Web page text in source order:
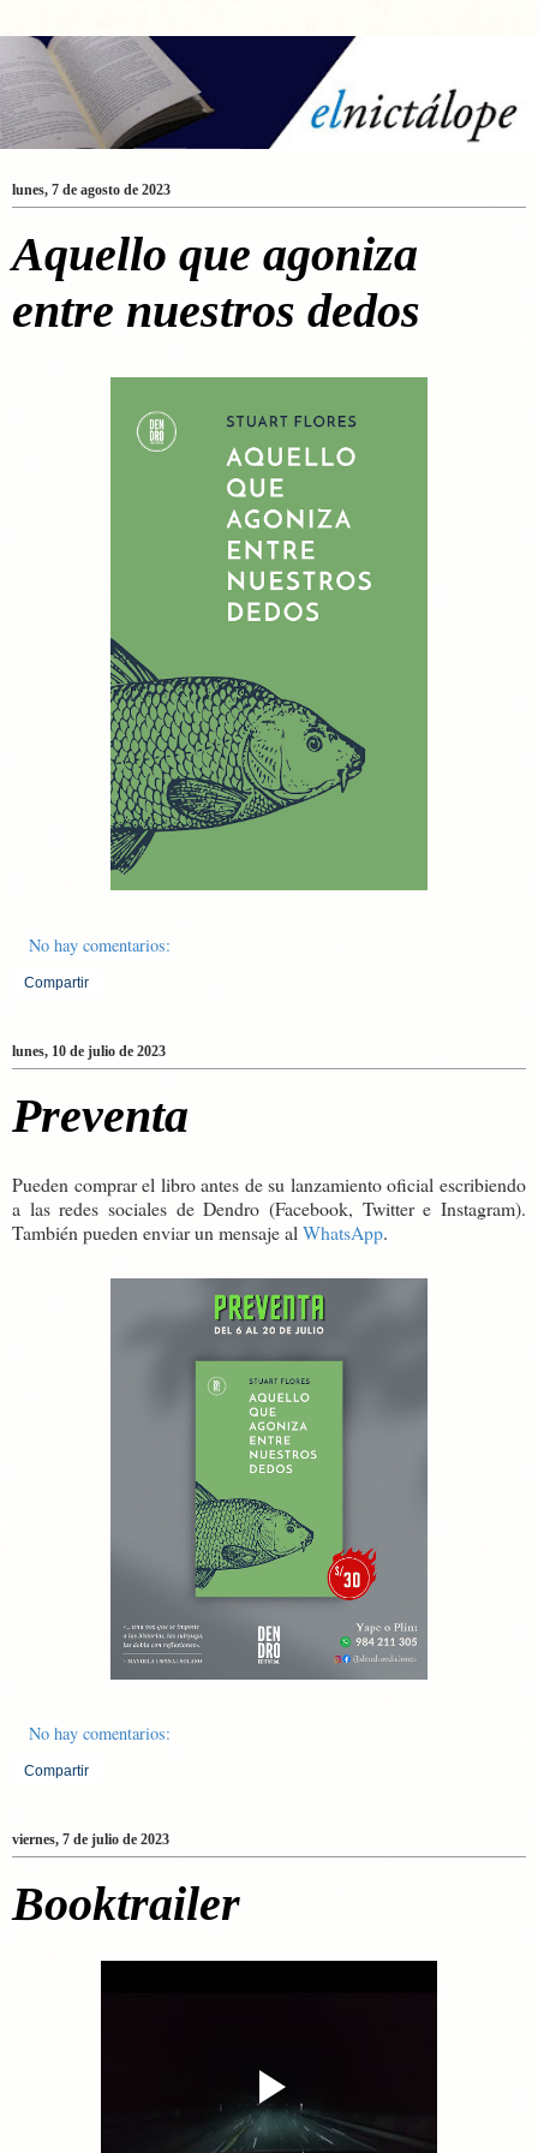
lunes, 7 de agosto de 2023
Aquello que agoniza
entre nuestros dedos
No hay comentarios:
Compartir
lunes, 10 de julio de 2023
Preventa
Pueden comprar el libro antes de su lanzamiento oficial escribiendo
a las redes sociales de Dendro (Facebook, Twitter e Instagram).
También pueden enviar un mensaje al WhatsApp.
No hay comentarios:
Compartir
viernes, 7 de julio de 2023
Booktrailer